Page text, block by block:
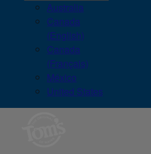
Australia
Canada
(English)
Canada
(Français)
México
United States